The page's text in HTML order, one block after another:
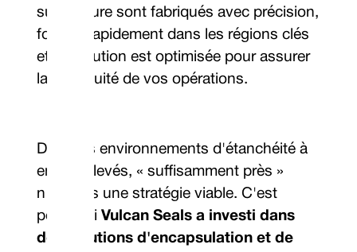
sur mesure sont fabriqués avec précision,
fournis rapidement dans les régions clés
et l'exécution est optimisée pour assurer
la continuité de vos opérations.
Dans les environnements d'étanchéité à
enjeux élevés, « suffisamment près »
n'est pas une stratégie viable. C'est
pourquoiVulcan Seals a investi dans
des solutions d'encapsulation et de